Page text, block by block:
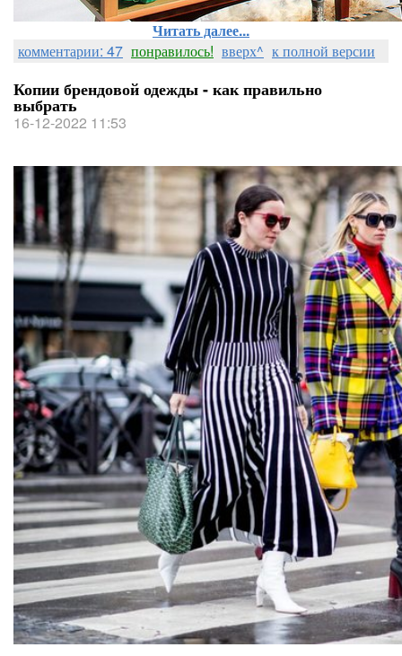
Читать далее...
комментарии: 47 понравилось! вверх^ к полной версии
Копии брендовой одежды - как правильно
выбрать
16-12-2022 11:53